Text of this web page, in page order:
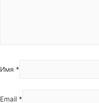
Имя *
Email *